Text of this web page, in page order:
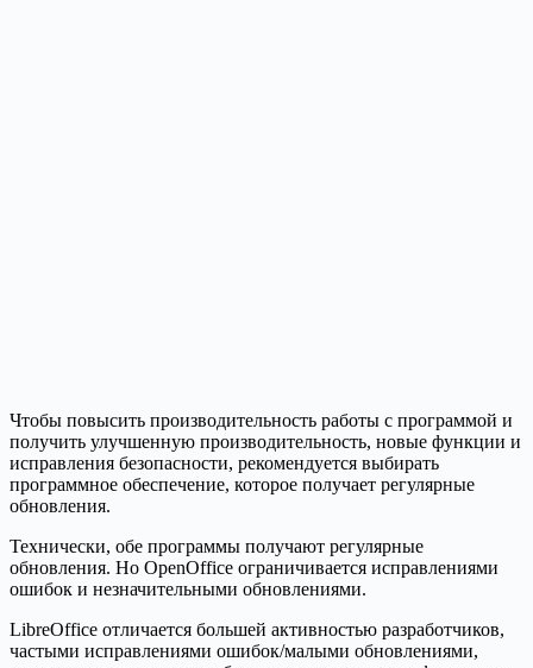
Чтобы повысить производительность работы с программой и
получить улучшенную производительность, новые функции и
исправления безопасности, рекомендуется выбирать
программное обеспечение, которое получает регулярные
обновления.
Технически, обе программы получают регулярные
обновления. Но OpenOffice ограничивается исправлениями
ошибок и незначительными обновлениями.
LibreOffice отличается большей активностью разработчиков,
частыми исправлениями ошибок/малыми обновлениями,